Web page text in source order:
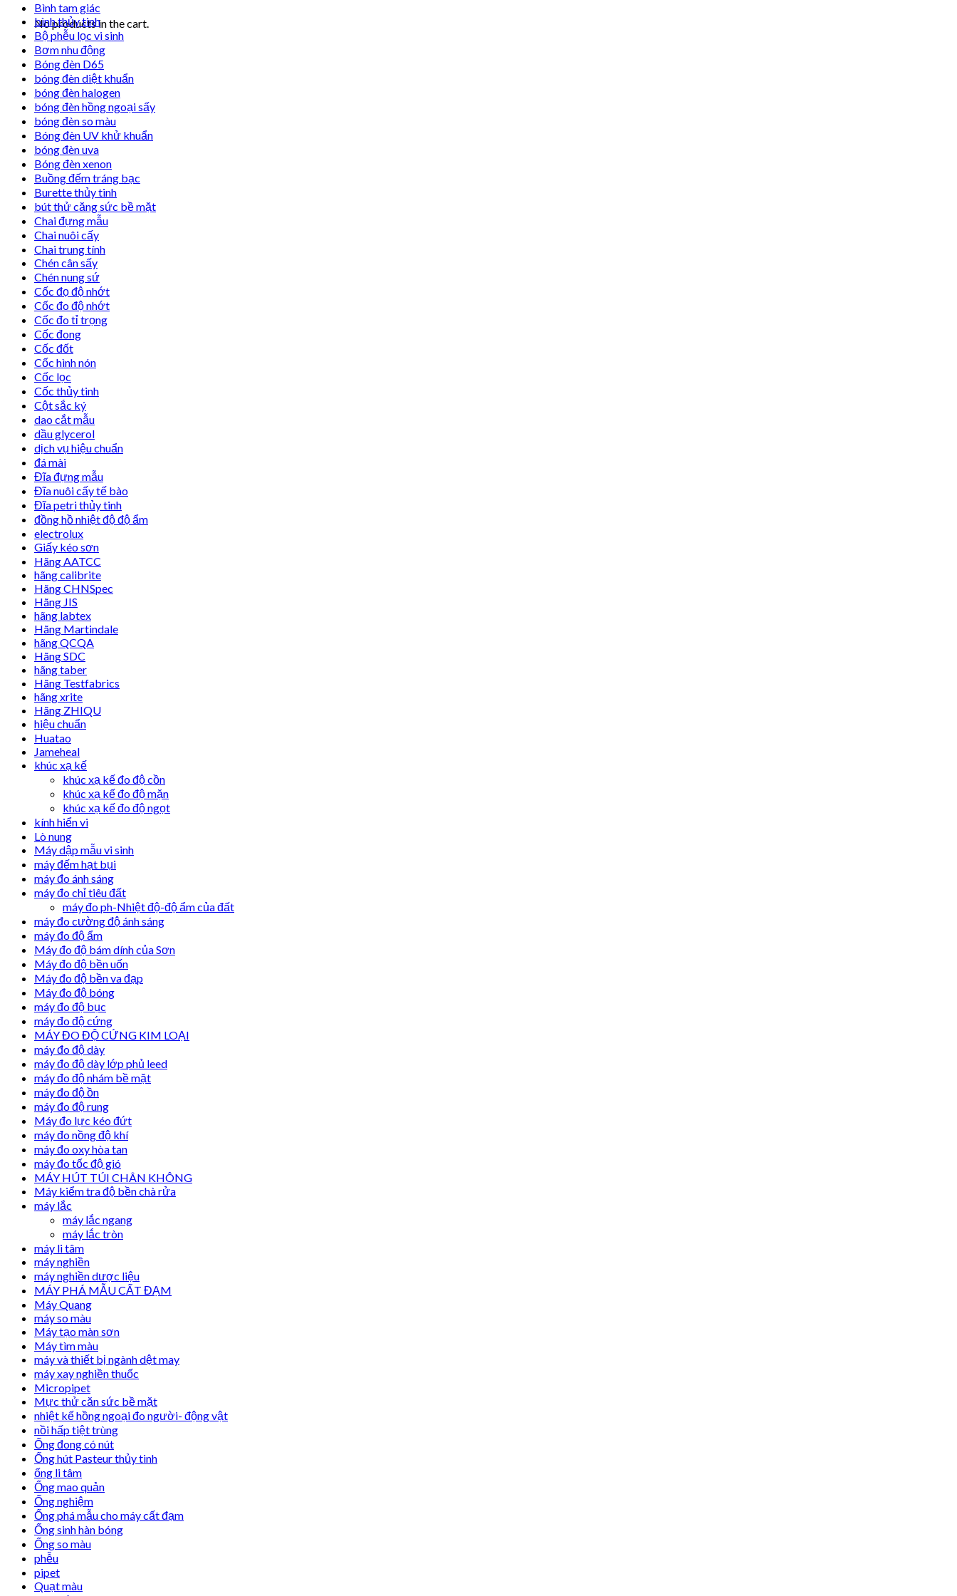
No products in the cart.
Bình tam giác
bình thủy tinh
Bộ phễu lọc vi sinh
Bơm nhu động
Bóng đèn D65
bóng đèn diệt khuẩn
bóng đèn halogen
bóng đèn hồng ngoại sấy
bóng đèn so màu
Bóng đèn UV khử khuẩn
bóng đèn uva
Bóng đèn xenon
Buồng đếm tráng bạc
Burette thủy tinh
bút thử căng sức bề mặt
Chai đựng mẫu
Chai nuôi cấy
Chai trung tính
Chén cân sấy
Chén nung sứ
Cốc đọ độ nhớt
Cốc đo độ nhớt
Cốc đo tỉ trọng
Cốc đong
Cốc đốt
Cốc hình nón
Cốc lọc
Cốc thủy tinh
Cột sắc ký
dao cắt mẫu
dầu glycerol
dịch vụ hiệu chuẩn
đá mài
Đĩa đựng mẫu
Đĩa nuôi cấy tế bào
Đĩa petri thủy tinh
đồng hồ nhiệt độ độ ẩm
electrolux
Giấy kéo sơn
Hãng AATCC
hãng calibrite
Hãng CHNSpec
Hãng JIS
hãng labtex
Hãng Martindale
hãng QCQA
Hãng SDC
hãng taber
Hãng Testfabrics
hãng xrite
Hãng ZHIQU
hiệu chuẩn
Huatao
Jameheal
khúc xạ kế
khúc xạ kế đo độ cồn
khúc xạ kế đo độ mặn
khúc xạ kế đo độ ngọt
kính hiển vi
Lò nung
Máy dập mẫu vi sinh
máy đếm hạt bụi
máy đo ánh sáng
máy đo chỉ tiêu đất
máy đo ph-Nhiệt độ-độ ẩm của đất
máy đo cường độ ánh sáng
máy đo độ ẩm
Máy đo độ bám dính của Sơn
Máy đo độ bền uốn
Máy đo độ bền va đạp
Máy đo độ bóng
máy đo độ bục
máy đo độ cứng
MÁY ĐO ĐỘ CỨNG KIM LOẠI
máy đo độ dày
máy đo độ dày lớp phủ leed
máy đo độ nhám bề mặt
máy đo độ ồn
máy đo độ rung
Máy đo lực kéo đứt
máy đo nồng độ khí
máy đo oxy hòa tan
máy đo tốc độ gió
MÁY HÚT TÚI CHÂN KHÔNG
Máy kiểm tra độ bền chà rửa
máy lắc
máy lắc ngang
máy lắc tròn
máy li tâm
máy nghiền
máy nghiền dược liệu
MÁY PHÁ MẪU CẤT ĐẠM
Máy Quang
máy so màu
Máy tạo màn sơn
Máy tìm màu
máy và thiết bị ngành dệt may
máy xay nghiền thuốc
Micropipet
Mực thử căn sức bề mặt
nhiệt kế hồng ngoại đo người- động vật
nồi hấp tiệt trùng
Ống đong có nút
Ống hút Pasteur thủy tinh
ống li tâm
Ống mao quản
Ống nghiệm
Ống phá mẫu cho máy cất đạm
Ống sinh hàn bóng
Ống so màu
phễu
pipet
Quạt màu